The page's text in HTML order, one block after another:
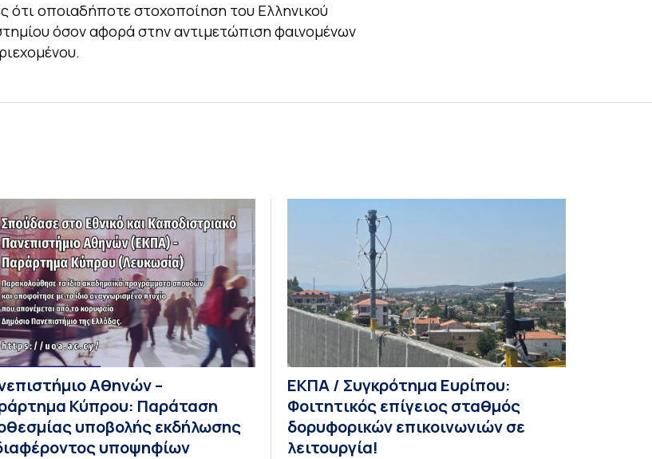
ότι οποιαδήποτε στοχοποίηση του Ελληνικού
όσον αφορά στην αντιμετώπιση φαινομένων
Αθηνών –
Κύπρου: Παράταση
υποβολής εκδήλωσης
υποψηφίων
ΕΚΠΑ / Συγκρότημα Ευρίπου:
Φοιτητικός επίγειος σταθμός
δορυφορικών επικοινωνιών σε
λειτουργία!